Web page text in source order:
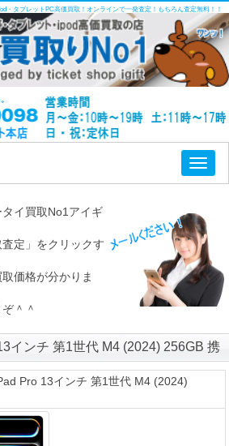
・タブレットPC高価買取！オンラインで一発査定！もちろん査定無料！！
イ買取No1アイギ
定」をクリックす
価格が分かりま
＾＾
インチ 第1世代 M4 (2024) 256GB 携
Pro 13インチ 第1世代 M4 (2024)